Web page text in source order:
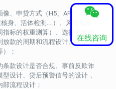
、申贷方式（H5、APP、小程
身、活体检测….）、风控批核
标的权重测算）、选择何种的
放款的周期和流程设计、还款方
；
条款设计是否合规、事前反欺诈
设计、贷后预警信号的设计，
流程设计；
在线咨询